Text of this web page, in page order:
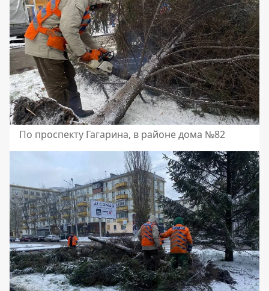
По проспекту Гагарина, в районе дома №82